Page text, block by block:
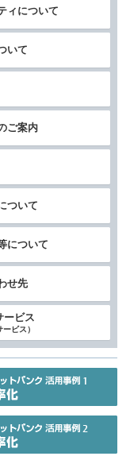
ィについて
いて
ご案内
ついて
について
せ先
ービス
ービス）